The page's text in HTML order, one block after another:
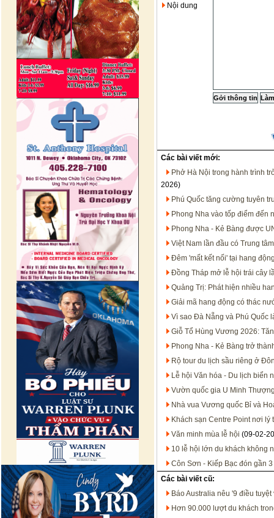
Nội dung
Các bài viết mới:
Phở Hà Nội trong hành trình
2026)
Phú Quốc tăng cường tuyên
Phong Nha vào tốp điểm đến
Phong Nha - Kẻ Bàng được
Việt Nam lần đầu có Trung
Đêm 'mất kết nối' tại hang
Đồng Tháp mở lễ hội trái cây
Quảng Trị: Phát hiện nhiều
Giải mã hang động có thác
Vì sao Đà Nẵng và Phú Quốc
Giỗ Tổ Hùng Vương 2026:
Phong Nha - Kẻ Bàng trở
Rộ tour du lịch sầu riêng ở
Lễ hội Văn hóa - Du lịch biển
Vườn quốc gia U Minh
Nhà vua Vương quốc Bỉ và
Khách sạn Centre Point nơi
Văn minh mùa lễ hội (09-02-
10 lễ hội lớn du khách không
Côn Sơn - Kiếp Bạc đón gần
Các bài viết cũ:
Báo Australia nêu '9 điều
Hơn 90.000 lượt du khách